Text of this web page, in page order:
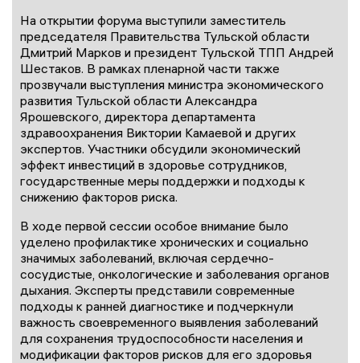
На открытии форума выступили заместитель
председателя Правительства Тульской области
Дмитрий Марков и президент Тульской ТПП Андрей
Шестаков. В рамках пленарной части также
прозвучали выступления министра экономического
развития Тульской области Александра
Ярошевского, директора департамента
здравоохранения Виктории Камаевой и других
экспертов. Участники обсудили экономический
эффект инвестиций в здоровье сотрудников,
государственные меры поддержки и подходы к
снижению факторов риска.
В ходе первой сессии особое внимание было
уделено профилактике хронических и социально
значимых заболеваний, включая сердечно-
сосудистые, онкологические и заболевания органов
дыхания. Эксперты представили современные
подходы к ранней диагностике и подчеркнули
важность своевременного выявления заболеваний
для сохранения трудоспособности населения и
модификации факторов рисков для его здоровья